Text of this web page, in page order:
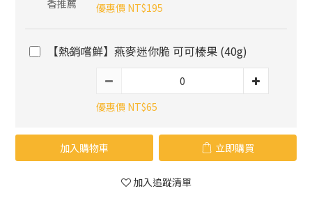
優惠價 NT$195
【熱銷嚐鮮】燕麥迷你脆 可可榛果 (40g)
優惠價 NT$65
加入購物車 立即購買
加入追蹤清單